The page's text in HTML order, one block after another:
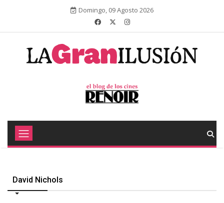
Domingo, 09 Agosto 2026
David Nichols